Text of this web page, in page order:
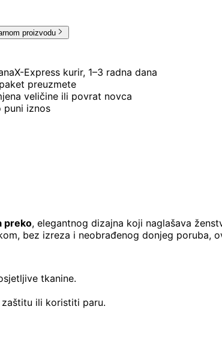
proizvodu
X-Express kurir, 1–3 radna dana
preuzmete
veličine ili povrat novca
puni iznos
preko, elegantnog dizajna koji naglašava
bez izreza i neobrađenog donjeg poruba,
tkanine.
ili koristiti paru.